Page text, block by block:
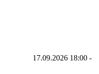
17.09.2026 18:00 -